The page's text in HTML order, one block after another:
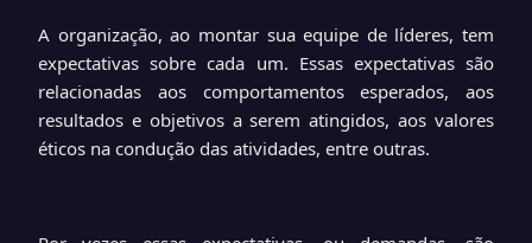
A organização, ao montar sua equipe de líderes, tem
expectativas sobre cada um. Essas expectativas são
relacionadas aos comportamentos esperados, aos
resultados e objetivos a serem atingidos, aos valores
éticos na condução das atividades, entre outras.